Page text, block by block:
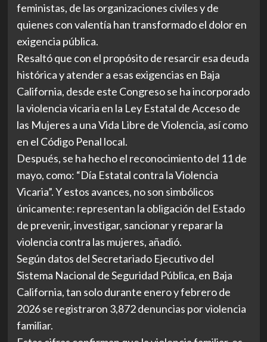
feministas, de las organizaciones civiles y de
quienes con valentía han transformado el dolor en
exigencia pública.
Resaltó que con el propósito de resarcir esa deuda
histórica y atender a esas exigencias en Baja
California, desde este Congreso se ha incorporado
la violencia vicaria en la Ley Estatal de Acceso de
las Mujeres a una Vida Libre de Violencia, así como
en el Código Penal local.
Después, se ha hecho el reconocimiento del 11 de
mayo, como: “Día Estatal contra la Violencia
Vicaria”. Y estos avances, no son simbólicos
únicamente: representan la obligación del Estado
de prevenir, investigar, sancionar y reparar la
violencia contra las mujeres, añadió.
Según datos del Secretariado Ejecutivo del
Sistema Nacional de Seguridad Pública, en Baja
California, tan solo durante enero y febrero de
2026 se registraron 3,872 denuncias por violencia
familiar.